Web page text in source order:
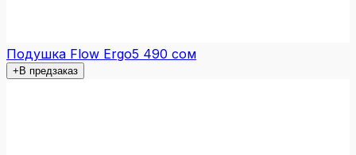
Подушка Flow Ergo5 490 сом
+В предзаказ